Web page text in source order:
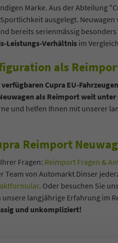
Marke. Aus der Abteilung
ausgelegt.
bereits serienmässig
Leistungs-Verhältnis im
als
Cupra EU-Fahrzeugen
als Reimport weit unter
und helfen Ihnen mit unserer
Reimport
Fragen: Reimport Fragen &
Team von Automarkt Dinser
. Oder besuchen Sie
langjährige Erfahrung im
und unkompliziert!